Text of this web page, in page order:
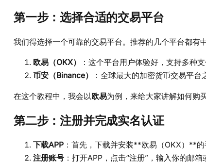
第一步：选择合适的交易平台
我们得选择一个可靠的交易平台。推荐的几个平台都有
欧易（OKX）
：这个平台用户体验好，支持多种
币安（Binance）
：全球最大的加密货币交易平台
在这个教程中，我会以欧易为例，来给大家讲解如何购
第二步：注册并完成实名认证
下载APP ：首先，下载并安装**欧易（OKX）**
注册账号 ：打开APP，点击“注册”，输入你的邮